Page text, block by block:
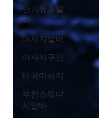
단기유흥알
바
마사지알바
마사지구인
태국마사지
부천스웨디
시알바